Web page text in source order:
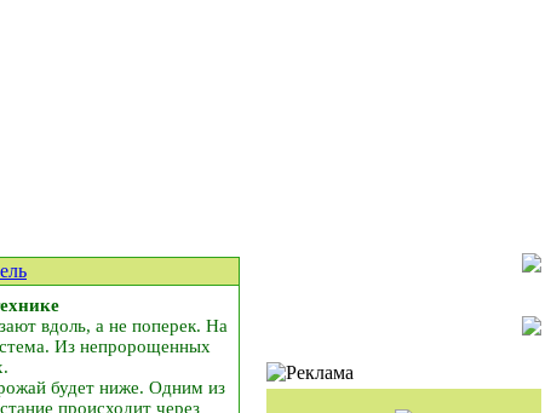
вдоль, а не поперек. На
Из непророщенных
будет ниже. Одним из
происходит через